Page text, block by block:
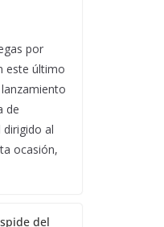
por
este último
de
al
ocasión,
del